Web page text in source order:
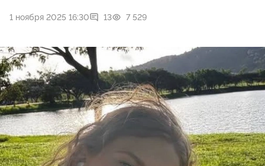
1 ноября 2025 16:30 13 7 529